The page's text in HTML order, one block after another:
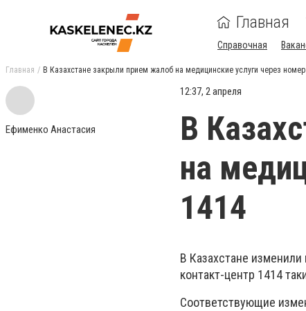
Главная
Справочная
Главная В Казахстане закрыли прием жалоб на медицинские услуги через
Ефименко Анастасия
12:37, 2 апреля
В
на
1414
В Казахстане
контакт-центр 1414
Соответствующие